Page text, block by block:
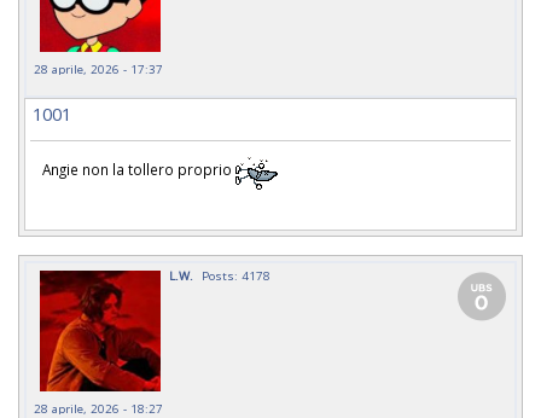
28 aprile, 2026 - 17:37
1001
Angie non la tollero proprio
L.W. Posts: 4178
28 aprile, 2026 - 18:27